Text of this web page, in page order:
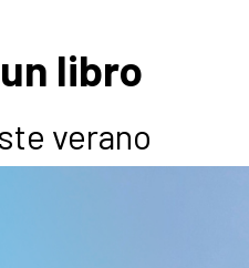
libro
verano